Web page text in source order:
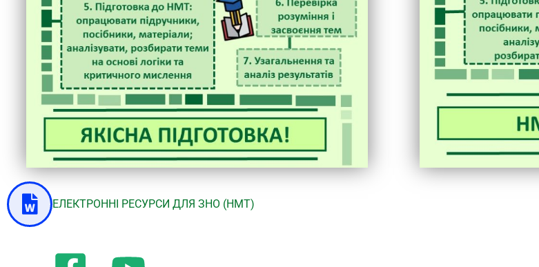
ЕЛЕКТРОННІ РЕСУРСИ ДЛЯ ЗНО (НМТ)